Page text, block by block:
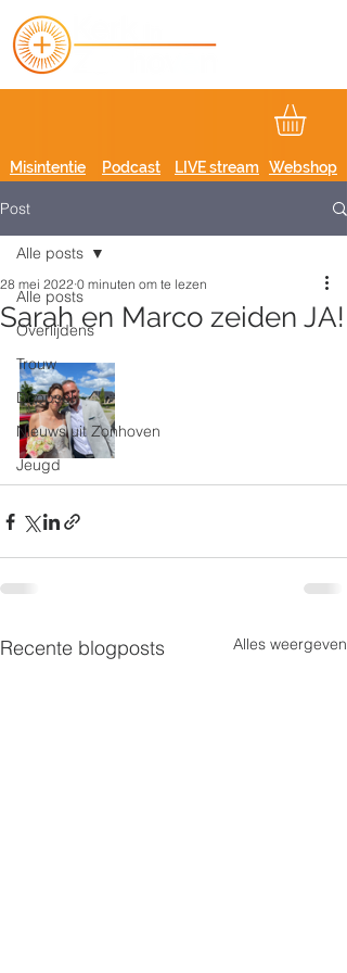
Podcast
Misintentie LIVE stream Webshop
Post
Alle posts
Overlijdens
Trouw
Doopsel
Nieuws uit Zonhoven
Jeugd
Alle posts
Sarah en Marco zeiden JA!
28 mei 2022 0 minuten om te lezen
Recente blogposts Alles weergeven